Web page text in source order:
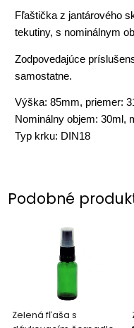
Fľaštička z jantárového
tekutiny, s nominálnym
Zodpovedajúce
samostatne.
Výška: 85mm, priemer:
Nominálny objem: 30ml,
Typ krku: DIN18
Podobné
Zelená fľaša s